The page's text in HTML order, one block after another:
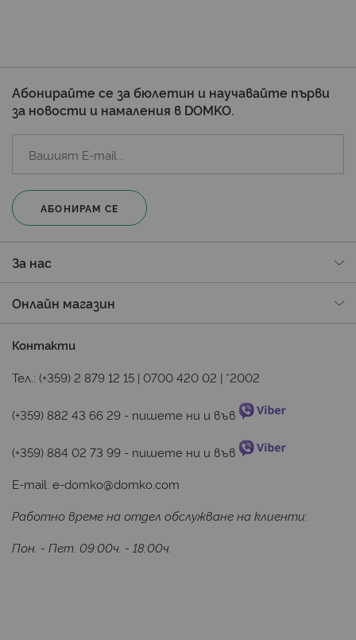
Абонирайте се за бюлетин и научавайте първи
за новости и намаления в DOMKO.
АБОНИРАМ СЕ
За нас
Онлайн магазин
Контакти
Тел.: (+359) 2 879 12 15 | 0700 420 02 | *2002
(+359) 882 43 66 29 - пишете ни и във
(+359) 884 02 73 99 - пишете ни и във
E-mail: e-domko@domko.com
Работно време на отдел обслужване на клиенти:
Пон. - Пет. 09:00ч. - 18:00ч.